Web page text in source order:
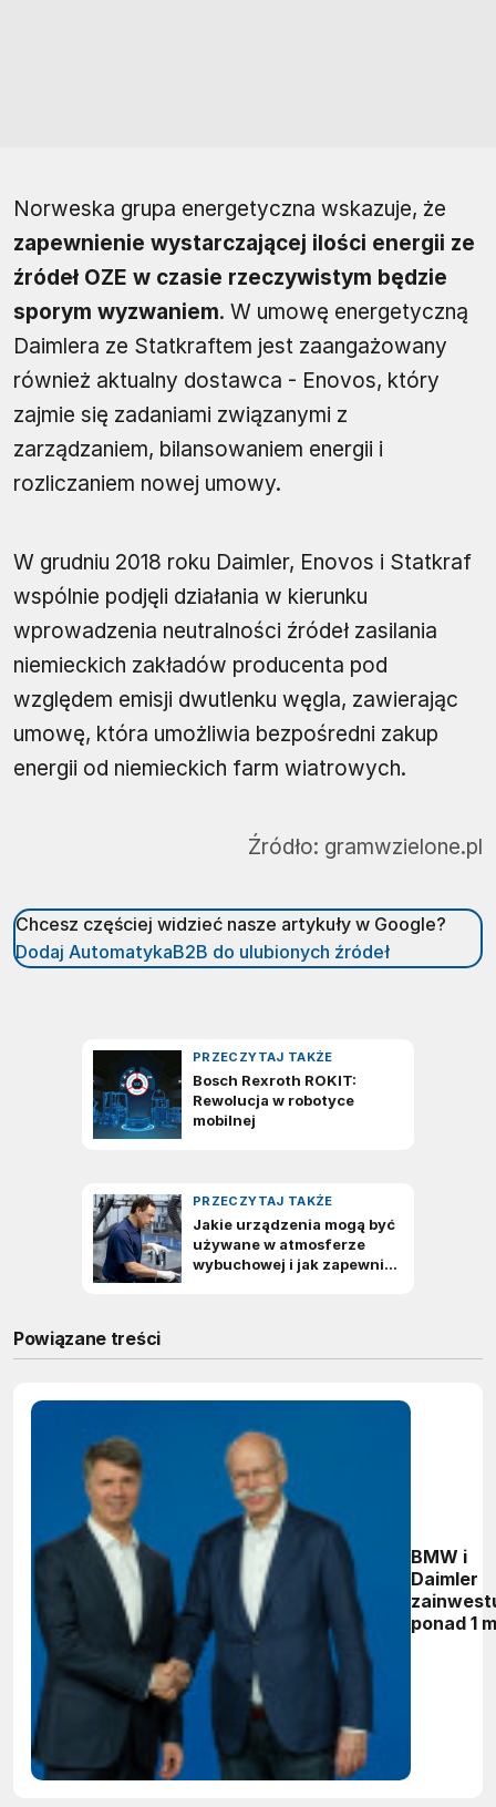
Norweska grupa energetyczna wskazuje, że
zapewnienie wystarczającej ilości energii ze
źródeł OZE w czasie rzeczywistym będzie
sporym wyzwaniem. W umowę energetyczną
Daimlera ze Statkraftem jest zaangażowany
również aktualny dostawca - Enovos, który
zajmie się zadaniami związanymi z
zarządzaniem, bilansowaniem energii i
rozliczaniem nowej umowy.
W grudniu 2018 roku Daimler, Enovos i Statkraf
wspólnie podjęli działania w kierunku
wprowadzenia neutralności źródeł zasilania
niemieckich zakładów producenta pod
względem emisji dwutlenku węgla, zawierając
umowę, która umożliwia bezpośredni zakup
energii od niemieckich farm wiatrowych.
Źródło: gramwzielone.pl
Chcesz częściej widzieć nasze artykuły w Google?
Dodaj AutomatykaB2B do ulubionych źródeł
Powiązane treści
BMW i
Daimler
ponad 1